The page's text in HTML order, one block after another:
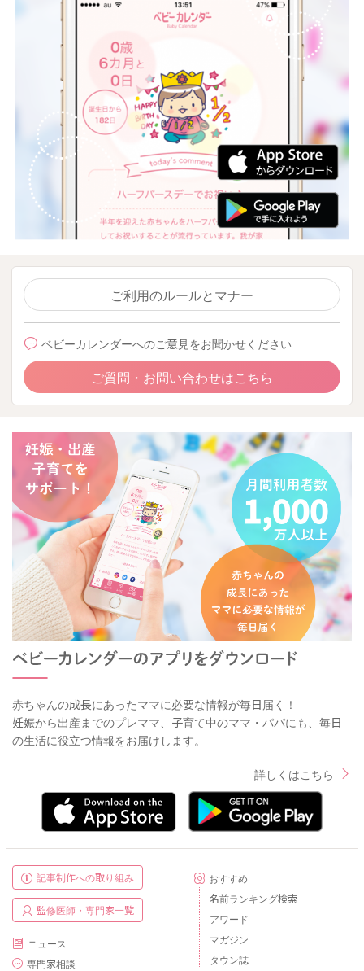
ご利用のルールとマナー
ベビーカレンダーへのご意見をお聞かせください
ご質問・お問い合わせはこちら
赤ちゃんの成長にあったママに必要な情報が毎日届く！
妊娠から出産までのプレママ、子育て中のママ・パパにも、毎日
の生活に役立つ情報をお届けします。
詳しくはこちら
記事制作への取り組み
監修医師・専門家一覧
ニュース
専門家相談
おすすめ
名前ランキング検索
アワード
マガジン
タウン誌